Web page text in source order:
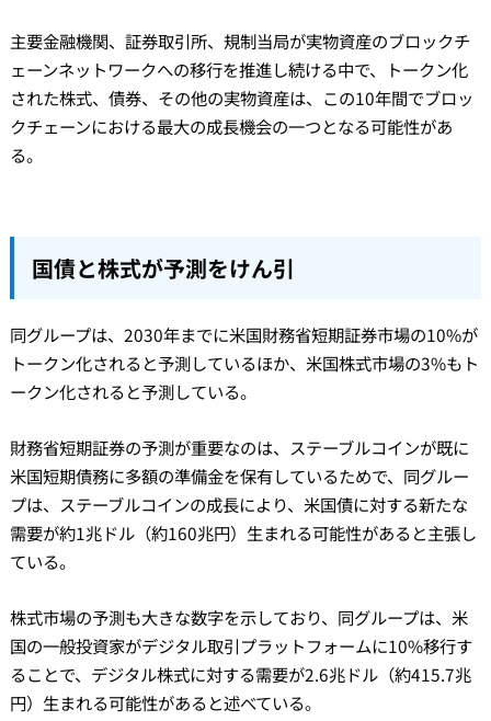
主要金融機関、証券取引所、規制当局が実物資産のブロックチ
ェーンネットワークへの移行を推進し続ける中で、トークン化
された株式、債券、その他の実物資産は、この10年間でブロッ
クチェーンにおける最大の成長機会の一つとなる可能性があ
る。
国債と株式が予測をけん引
同グループは、2030年までに米国財務省短期証券市場の10%が
トークン化されると予測しているほか、米国株式市場の3%もト
ークン化されると予測している。
財務省短期証券の予測が重要なのは、ステーブルコインが既に
米国短期債務に多額の準備金を保有しているためで、同グルー
プは、ステーブルコインの成長により、米国債に対する新たな
需要が約1兆ドル（約160兆円）生まれる可能性があると主張し
ている。
株式市場の予測も大きな数字を示しており、同グループは、米
国の一般投資家がデジタル取引プラットフォームに10%移行す
ることで、デジタル株式に対する需要が2.6兆ドル（約415.7兆
円）生まれる可能性があると述べている。